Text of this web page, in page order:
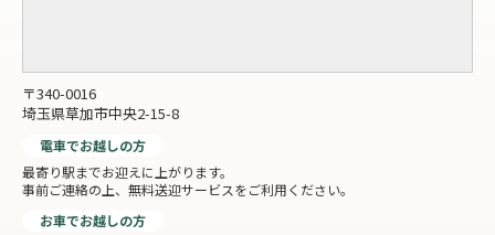
〒340-0016
埼玉県草加市中央2-15-8
電車でお越しの方
最寄り駅までお迎えに上がります。
事前ご連絡の上、無料送迎サービスをご利用ください。
お車でお越しの方